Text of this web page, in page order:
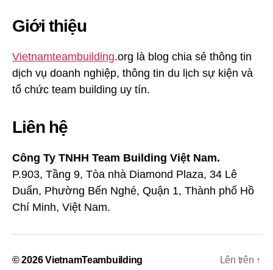
Giới thiệu
Vietnamteambuilding.org là blog chia sẻ thông tin
dịch vụ doanh nghiệp, thông tin du lịch sự kiện và
tổ chức team building uy tín.
Liên hệ
Công Ty TNHH Team Building Việt Nam.
P.903, Tầng 9, Tòa nhà Diamond Plaza, 34 Lê
Duẩn, Phường Bến Nghé, Quận 1, Thành phố Hồ
Chí Minh, Việt Nam.
© 2026VietnamTeambuilding Lên trên ↑